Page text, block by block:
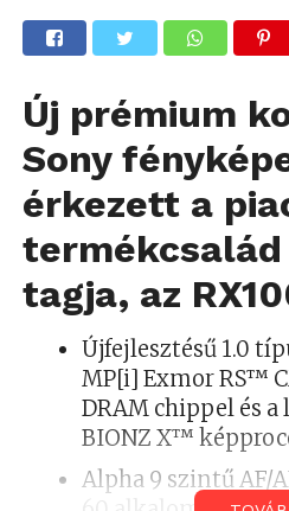
Új prémium
Sony
érkezett a
tagja, az
Újfejlesztésű 1.0
MP[i] Exmor RS™
DRAM chippel és a
BIONZ X™
Alpha 9 szintű AF/